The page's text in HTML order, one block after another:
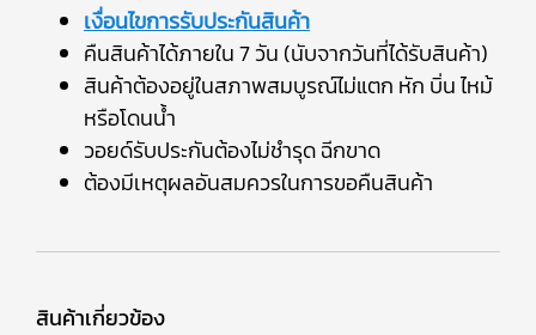
เงื่อนไขการรับประกันสินค้า
คืนสินค้าได้ภายใน 7 วัน (นับจากวันที่ได้รับสินค้า)
สินค้าต้องอยู่ในสภาพสมบูรณ์ไม่แตก หัก บิ่น ไหม้
หรือโดนน้ำ
วอยด์รับประกันต้องไม่ชำรุด ฉีกขาด
ต้องมีเหตุผลอันสมควรในการขอคืนสินค้า
สินค้าเกี่ยวข้อง